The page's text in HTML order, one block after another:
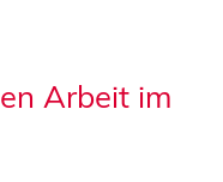
Arbeit im